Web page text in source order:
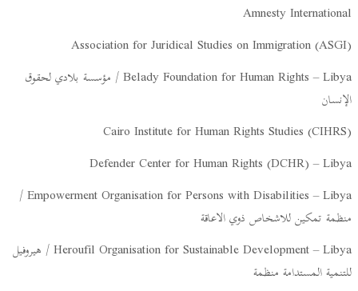
Amnesty International
Association for Juridical Studies on Immigration (ASGI)
Belady Foundation for Human Rights – Libya / مؤسسة بلادي لحقوق
الإنسان
Cairo Institute for Human Rights Studies (CIHRS)
Defender Center for Human Rights (DCHR) – Libya
Empowerment Organisation for Persons with Disabilities – Libya /
منظمة تمكين للاشخاص ذوي الاعاقة
Heroufil Organisation for Sustainable Development – Libya / هيروفيل
للتنمية المستدامة منظمة